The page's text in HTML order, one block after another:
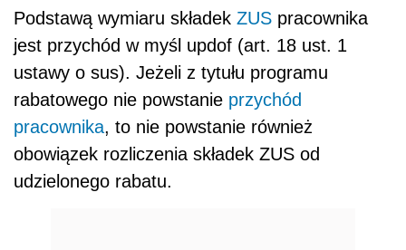
Podstawą wymiaru składek ZUS pracownika
jest przychód w myśl updof (art. 18 ust. 1
ustawy o sus). Jeżeli z tytułu programu
rabatowego nie powstanie przychód
pracownika, to nie powstanie również
obowiązek rozliczenia składek ZUS od
udzielonego rabatu.